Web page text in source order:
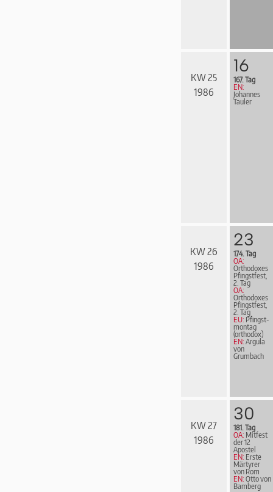
KW 25
1986
16
167. Tag
EN:
Johannes
Tauler
KW 26
1986
23
174. Tag
OA:
Orthodoxes
Pfingstfest,
2. Tag
OA:
Orthodoxes
Pfingstfest,
2. Tag
EU: Pfingst­
mon­tag
(orthodox)
EN: Argula
von
Grumbach
KW 27
1986
30
181. Tag
OA: Mitfest
der 12
Apostel
EN: Erste
Märtyrer
von Rom
EN: Otto von
Bamberg